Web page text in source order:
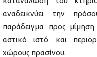
αναδεικνύει την
παράδειγμα προς
αστικό ιστό και
χώρους πρασίνου.